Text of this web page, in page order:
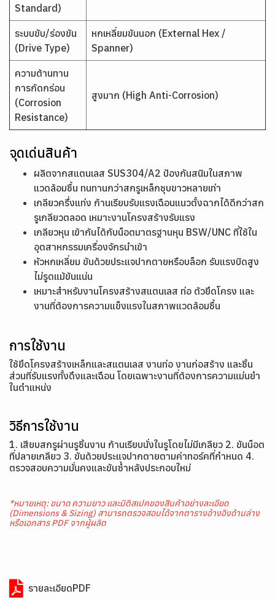
Standard)
ระบบขับ/ร่องขัน
(Drive Type)
หกเหลี่ยมขันนอก (External Hex /
Spanner)
ความต้านทาน
การกัดกร่อน
(Corrosion
Resistance)
สูงมาก (High Anti-Corrosion)
จุดเด่นสินค้า
ผลิตจากสแตนเลส SUS304/A2 ป้องกันสนิมในสภาพ
แวดล้อมชื้น ทนทานกว่าสกรูเหล็กชุบขาวหลายเท่า
เกลียวครึ่งแท่ง ก้านเรียบรับแรงเฉือนแนวตั้งฉากได้ดีกว่าสก
รูเกลียวตลอด เหมาะงานโครงสร้างรับแรง
เกลียวหุน เข้ากันได้กับน็อตมาตรฐานหุน BSW/UNC ที่ใช้ใน
อุตสาหกรรมเครื่องจักรนำเข้า
หัวหกเหลี่ยม ขันด้วยประแจปากตายหรือบล็อก รับแรงบิดสูง
ไม่รูดแม้ขันแน่น
เหมาะสำหรับงานโครงสร้างสแตนเลส ท่อ ตัวยึดโครง และ
งานที่ต้องการความแข็งแรงในสภาพแวดล้อมชื้น
การใช้งาน
ใช้ยึดโครงสร้างเหล็กและสแตนเลส งานท่อ งานก่อสร้าง และชิ้น
ส่วนที่รับแรงทั้งดึงและเฉือน โดยเฉพาะงานที่ต้องการความแม่นยำ
ในตำแหน่ง
วิธีการใช้งาน
1. เสียบสกรูผ่านรูชิ้นงาน ก้านเรียบนั่งในรูโดยไม่มีเกลียว 2. ขันน็อต
ที่ปลายเกลียว 3. ขันด้วยประแจปากตายตามค่าทอร์คที่กำหนด 4.
ตรวจสอบความมั่นคงและขันซ้ำหลังประกอบใหม่
*หมายเหตุ: ขนาด ความยาว และมิติสเปคของสินค้าอย่างละเอียด
(Dimensions & Sizing) สามารถตรวจสอบได้จากตารางอ้างอิงด้านล่าง
หรือเอกสาร PDF จากผู้ผลิต
รายละเอียดPDF